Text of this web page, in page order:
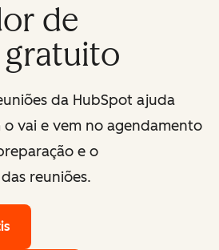
de
gratuito
da HubSpot ajuda
o vai e vem no agendamento
e o
reuniões.